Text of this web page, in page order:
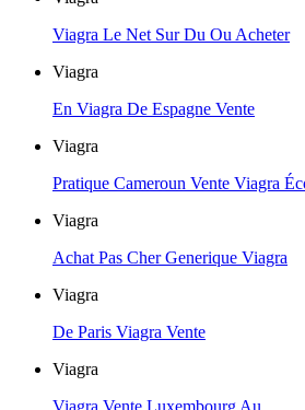
Viagra Le Net Sur Du Ou Acheter
Viagra
En Viagra De Espagne Vente
Viagra
Pratique Cameroun Vente Viagra
Viagra
Achat Pas Cher Generique Viagra
Viagra
De Paris Viagra Vente
Viagra